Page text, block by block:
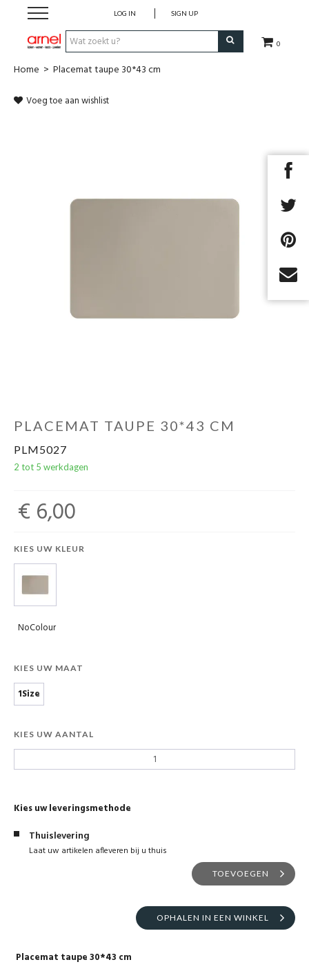
0
LOG IN SIGN UP
Koken
Home > Placemat taupe 30*43 cm
Voeg toe aan wishlist
PLACEMAT TAUPE 30*43 CM
PLM5027
2 tot 5 werkdagen
€ 6,00
KIES UW KLEUR
NoColour
KIES UW MAAT
1Size
KIES UW AANTAL
Kies uw leveringsmethode
Thuislevering
Laat uw artikelen afleveren bij u thuis
TOEVOEGEN
OPHALEN IN EEN WINKEL
Placemat taupe 30*43 cm